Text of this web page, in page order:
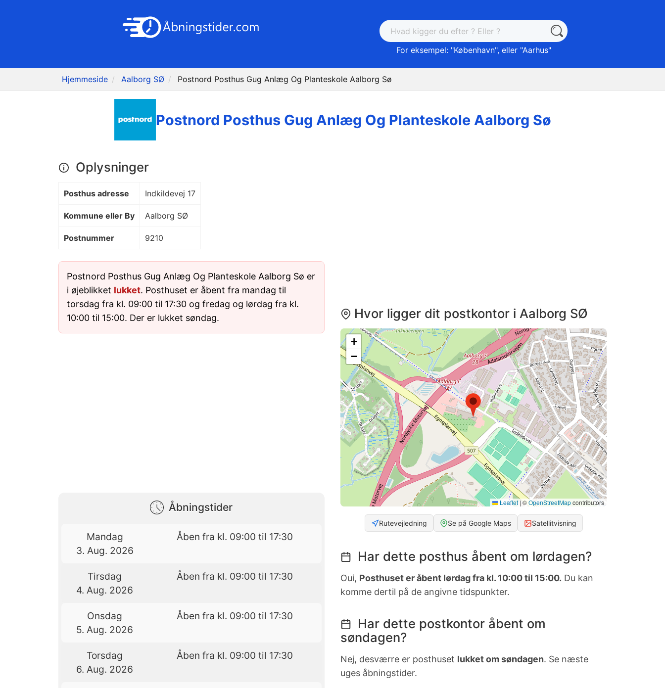
For eksempel: "København", eller "Aarhus"
Hjemmeside Aalborg SØ Postnord Posthus Gug Anlæg Og Planteskole Aalborg Sø
Postnord Posthus Gug Anlæg Og Planteskole Aalborg Sø
Oplysninger
Posthus adresse Indkildevej 17
Kommune eller By Aalborg SØ
Postnummer 9210
Postnord Posthus Gug Anlæg Og Planteskole Aalborg Sø er
i øjeblikket lukket. Posthuset er åbent fra mandag til
torsdag fra kl. 09:00 til 17:30 og fredag og lørdag fra kl.
10:00 til 15:00. Der er lukket søndag.
Åbningstider
Mandag
3. Aug. 2026
Åben fra kl. 09:00 til 17:30
Tirsdag
4. Aug. 2026
Åben fra kl. 09:00 til 17:30
Onsdag
5. Aug. 2026
Åben fra kl. 09:00 til 17:30
Torsdag
6. Aug. 2026
Åben fra kl. 09:00 til 17:30
Hvor ligger dit postkontor i Aalborg SØ
+
−
Leaflet |©OpenStreetMapcontributors
Rutevejledning Se på Google Maps Satellitvisning
Har dette posthus åbent om lørdagen?
Oui, Posthuset er åbent lørdag fra kl. 10:00 til 15:00. Du kan
komme dertil på de angivne tidspunkter.
Har dette postkontor åbent om
søndagen?
Nej, desværre er posthuset lukket om søndagen. Se næste
uges åbningstider.